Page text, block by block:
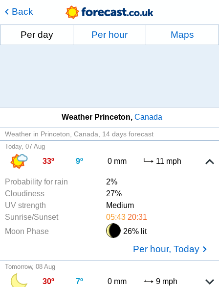
Back
Per day Per hour Maps
Weather Princeton Canada
Weather in Princeton, Canada 14 days forecast
Today, 07 Aug
33º 9º 0 mm 11 mph
Probability for rain
2%
Cloudiness
27%
UV strength
Medium
Sunrise/Sunset
05:43 20:31
Moon Phase
26% lit
Per hour, Today
Tomorrow, 08 Aug
30º 7º 0 mm 9 mph